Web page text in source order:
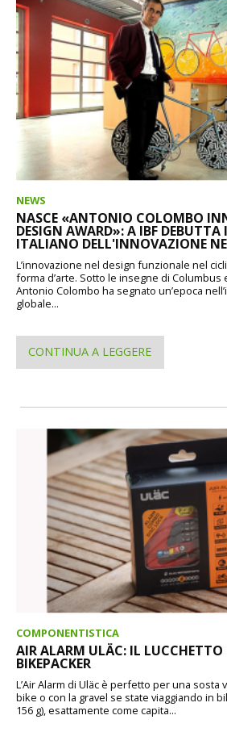
NEWS
NASCE «ANTONIO COLOMBO
DESIGN AWARD»: A IBF DEBUTTA
ITALIANO DELL'INNOVAZIONE
L’innovazione nel design funzionale nel
forma d’arte. Sotto le insegne di Columbus
Antonio Colombo ha segnato un’epoca
globale...
CONTINUA A LEGGERE
COMPONENTISTICA
AIR ALARM ULÄC: IL LUCCHETTO
BIKEPACKER
L’Air Alarm di Uläc è perfetto per una sosta
bike o con la gravel se state viaggiando in
156 g), esattamente come capita...